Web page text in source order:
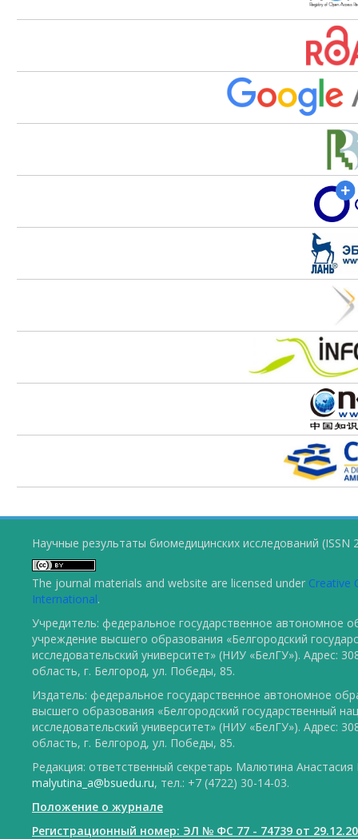
Научные результаты биомедицинских исследований (ISSN
The journal materials and website are licensed under Creative
International.
Учредитель: федеральное государственное автономное
учреждение высшего образования «Белгородский
исследовательский университет» (НИУ «БелГУ»). Адрес:
область, г. Белгород, ул. Победы, 85.
Издатель: федеральное государственное автономное
высшего образования «Белгородский государственный
исследовательский университет» (НИУ «БелГУ»). Адрес:
область, г. Белгород, ул. Победы, 85.
Редакция: ответственный секретарь Малютина
malyutina_a@bsuedu.ru, тел.: +7 (4722) 30-14-03.
Положение о журнале
Регистрационный номер: ЭЛ № ФС 77 - 74739 от